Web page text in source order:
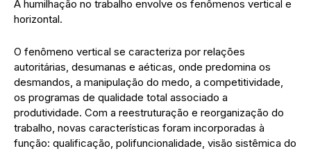
A humilhação no trabalho envolve os fenômenos vertical e
horizontal.
O fenômeno vertical se caracteriza por relações
autoritárias, desumanas e aéticas, onde predomina os
desmandos, a manipulação do medo, a competitividade,
os programas de qualidade total associado a
produtividade. Com a reestruturação e reorganização do
trabalho, novas características foram incorporadas à
função: qualificação, polifuncionalidade, visão sistêmica do